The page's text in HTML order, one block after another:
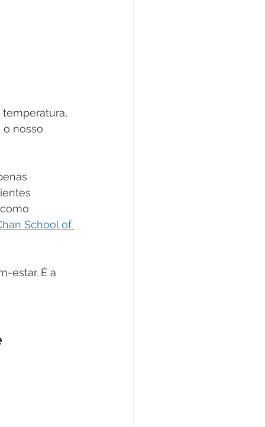
o nosso
School of
estar. É a